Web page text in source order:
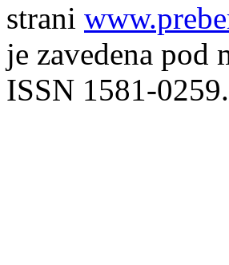
strani
je zavedena pod
ISSN 1581-0259.